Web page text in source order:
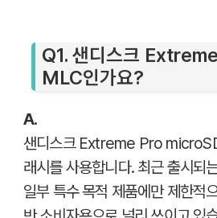
Q1. 샌디스크
MLC인가요?
A.
샌디스크 Extreme Pro
래시를 사용합니다. 최근 출시
일부 특수 목적 제품에만 제한적